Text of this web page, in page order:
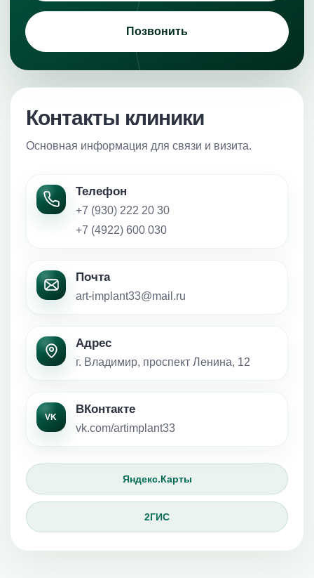
Позвонить
Контакты клиники
Основная информация для связи и визита.
Телефон
+7 (930) 222 20 30
+7 (4922) 600 030
Почта
art-implant33@mail.ru
Адрес
г. Владимир, проспект Ленина, 12
VK
ВКонтакте
vk.com/artimplant33
Яндекс.Карты
2ГИС